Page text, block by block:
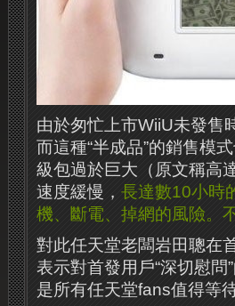
由於匆忙上市WiiU未發售
而這種“半成品”的銷售模
級包過於巨大（原文稱高
速度緩慢， 長達數10小時
機、斷電、掉網的風險。
對此任天堂老闆岩田聰在
表示對首發用戶“深切慰
是所有任天堂fans值得等待